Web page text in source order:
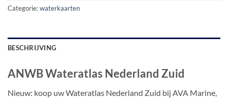
Categorie:waterkaarten
BESCHRIJVING
ANWB Wateratlas Nederland Zuid
Nieuw: koop uw Wateratlas Nederland Zuid bij AVA Marine,